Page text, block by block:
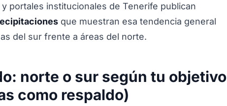
portales institucionales de Tenerife publican
que muestran esa tendencia general
del sur frente a áreas del norte.
norte o sur según tu objetivo
como respaldo)